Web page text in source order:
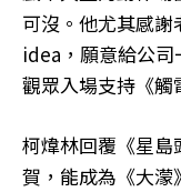
可沒。他尤其感
idea，願意給公
觀眾入場支持《觸
柯煒林回覆《星
賀，能成為《大